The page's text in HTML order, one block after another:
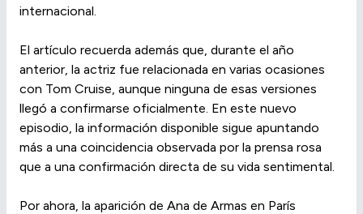
internacional.
El artículo recuerda además que, durante el año
anterior, la actriz fue relacionada en varias ocasiones
con Tom Cruise, aunque ninguna de esas versiones
llegó a confirmarse oficialmente. En este nuevo
episodio, la información disponible sigue apuntando
más a una coincidencia observada por la prensa rosa
que a una confirmación directa de su vida sentimental.
Por ahora, la aparición de Ana de Armas en París